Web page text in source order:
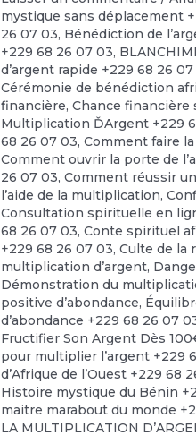
mystique sans déplacement
26 07 03, Bénédiction de
+229 68 26 07 03,
d’argent rapide +229 68 26
Cérémonie de bénédiction
financière,Chance financière
Multiplication ĎArgent +229
68 26 07 03,Comment faire
Comment ouvrir la porte de
26 07 03,Comment réussir
l’aide de la multiplication,
Consultation spirituelle en
68 26 07 03,Conte spirituel
+229 68 26 07 03,Culte de la
multiplication d’argent,
Démonstration du
positive d’abondance,
d’abondance +229 68 26 07
Fructifier Son Argent Dès
pour multiplier l’argent +229
d’Afrique de l’Ouest +229 68
Histoire mystique du Bénin
maitre marabout du monde
LA MULTIPLICATION